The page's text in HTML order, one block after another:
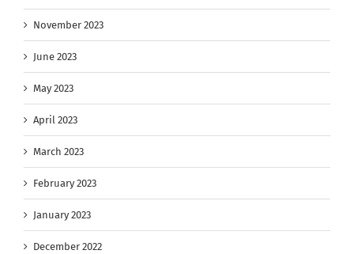
November 2023
June 2023
May 2023
April 2023
March 2023
February 2023
January 2023
December 2022